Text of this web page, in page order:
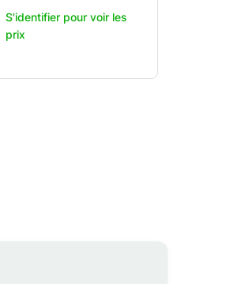
S'identifier pour voir les
prix